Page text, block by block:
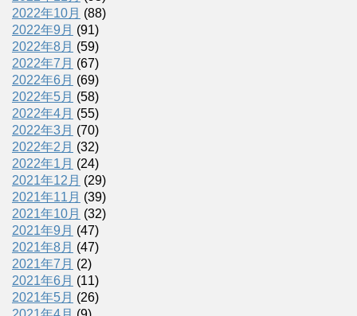
2022年10月 (88)
2022年9月 (91)
2022年8月 (59)
2022年7月 (67)
2022年6月 (69)
2022年5月 (58)
2022年4月 (55)
2022年3月 (70)
2022年2月 (32)
2022年1月 (24)
2021年12月 (29)
2021年11月 (39)
2021年10月 (32)
2021年9月 (47)
2021年8月 (47)
2021年7月 (2)
2021年6月 (11)
2021年5月 (26)